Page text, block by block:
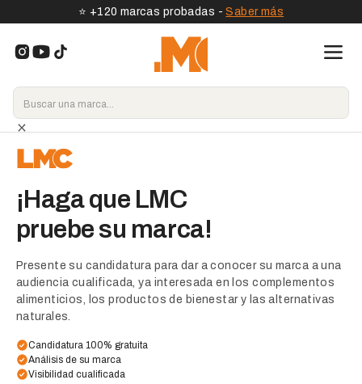
⭐️ +120 marcas probadas -Saber más
¡Haga que LMC
pruebe su marca!
Presente su candidatura para dar a conocer su marca a una
audiencia cualificada, ya interesada en los complementos
alimenticios, los productos de bienestar y las alternativas
naturales.
Candidatura 100% gratuita
Análisis de su marca
Visibilidad cualificada